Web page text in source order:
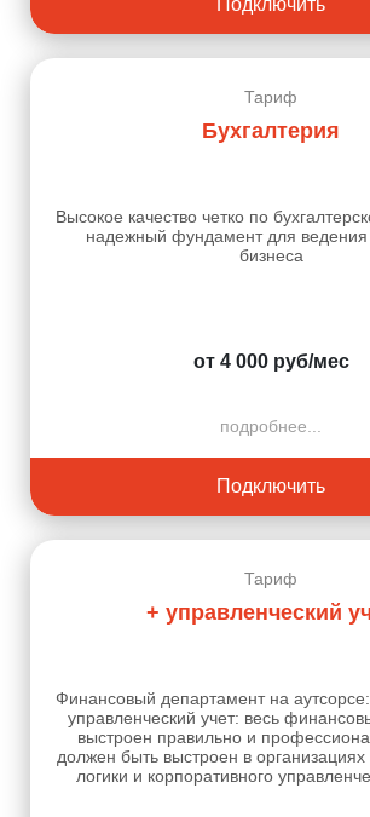
Тариф
Бухгалтерия
Высокое качество четко по
надежный фундамент для ведения
бизнеса
от 4 000 руб/мес
подробнее...
Подключить
Тариф
+ управленческий
Финансовый департамент на
управленческий учет: весь
выстроен правильно и
должен быть выстроен в организациях
логики и корпоративного